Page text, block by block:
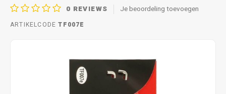
0 REVIEWS Je beoordeling toevoegen
ARTIKELCODE TF007E